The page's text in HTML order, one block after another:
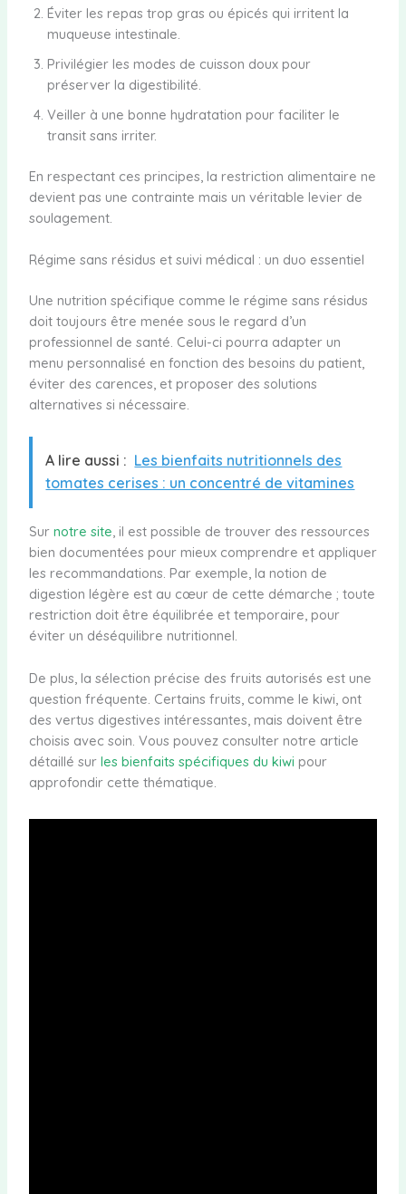
Éviter les repas trop gras ou épicés qui irritent la
muqueuse intestinale.
Privilégier les modes de cuisson doux pour
préserver la digestibilité.
Veiller à une bonne hydratation pour faciliter le
transit sans irriter.
En respectant ces principes, la restriction alimentaire ne
devient pas une contrainte mais un véritable levier de
soulagement.
Régime sans résidus et suivi médical : un duo essentiel
Une nutrition spécifique comme le régime sans résidus
doit toujours être menée sous le regard d’un
professionnel de santé. Celui-ci pourra adapter un
menu personnalisé en fonction des besoins du patient,
éviter des carences, et proposer des solutions
alternatives si nécessaire.
A lire aussi : Les bienfaits nutritionnels des
tomates cerises : un concentré de vitamines
Sur notre site, il est possible de trouver des ressources
bien documentées pour mieux comprendre et appliquer
les recommandations. Par exemple, la notion de
digestion légère est au cœur de cette démarche ; toute
restriction doit être équilibrée et temporaire, pour
éviter un déséquilibre nutritionnel.
De plus, la sélection précise des fruits autorisés est une
question fréquente. Certains fruits, comme le kiwi, ont
des vertus digestives intéressantes, mais doivent être
choisis avec soin. Vous pouvez consulter notre article
détaillé sur les bienfaits spécifiques du kiwi pour
approfondir cette thématique.